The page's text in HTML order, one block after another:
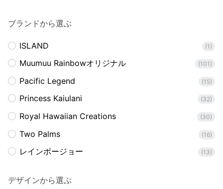
ブランドから選ぶ
ISLAND (1)
Muumuu Rainbowオリジナル (101)
Pacific Legend (15)
Princess Kaiulani (32)
Royal Hawaiian Creations (30)
Two Palms (16)
レインボージョー (13)
デザインから選ぶ